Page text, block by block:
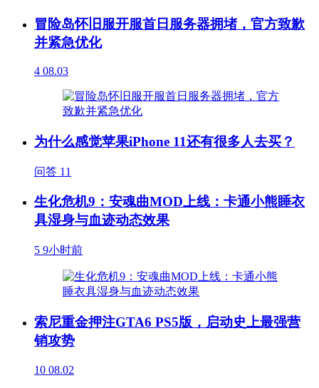
冒险岛怀旧服开服首日服务器拥堵，官方致歉
并紧急优化
4 08.03
为什么感觉苹果iPhone 11还有很多人去买？
问答 11
生化危机9：安魂曲MOD上线：卡通小熊睡衣
具湿身与血迹动态效果
5 9小时前
索尼重金押注GTA6 PS5版，启动史上最强营
销攻势
10 08.02